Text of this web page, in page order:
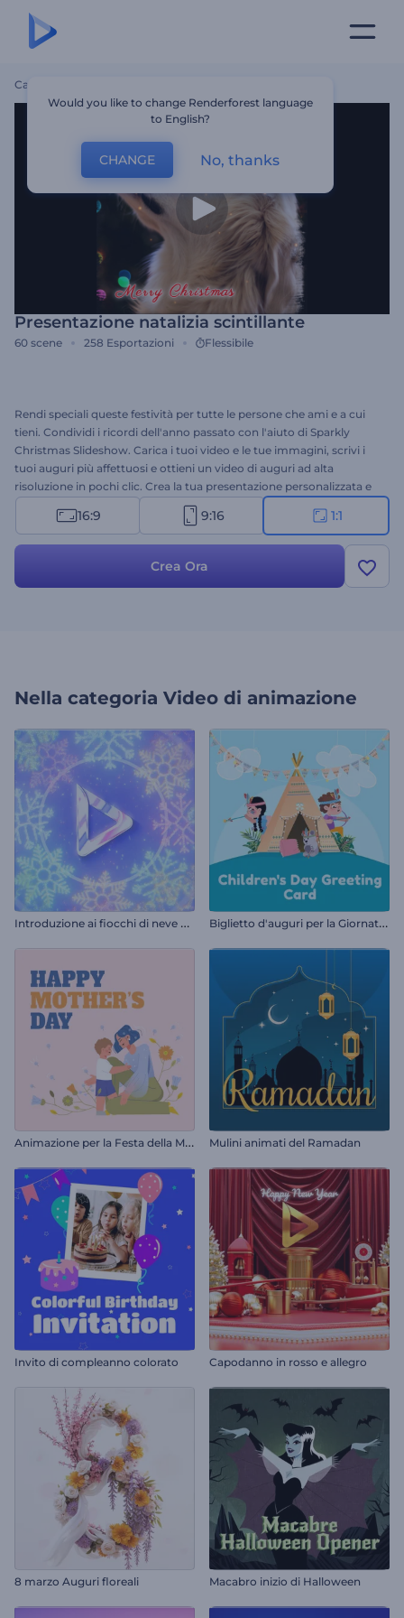
Casa
Presentazione natalizia scintillante
60 scene 258 Esportazioni Flessibile
Rendi speciali queste festività per tutte le persone che ami e a cui
tieni. Condividi i ricordi dell'anno passato con l'aiuto di Sparkly
Christmas Slideshow. Carica i tuoi video e le tue immagini, scrivi i
tuoi auguri più affettuosi e ottieni un video di auguri ad alta
risoluzione in pochi clic. Crea la tua presentazione personalizzata e
condividila con amici e familiari per rivedere insieme i momenti più
belli e ricordare ciò che conta di più. È tutto ciò che ti serve per
16:9 9:16 1:1
Crea Ora
Nella categoria Video di animazione
I
ntroduzione ai fiocchi di neve natalizi B
iglietto d'auguri per la Giornata dei bambini
A
nimazione per la Festa della Mamma Mulini animati del Ramadan
Invito di compleanno colorato Capodanno in rosso e allegro
8 marzo Auguri floreali Macabro inizio di Halloween
Would you like to change Renderforest language
to English?
CHANGE No, thanks